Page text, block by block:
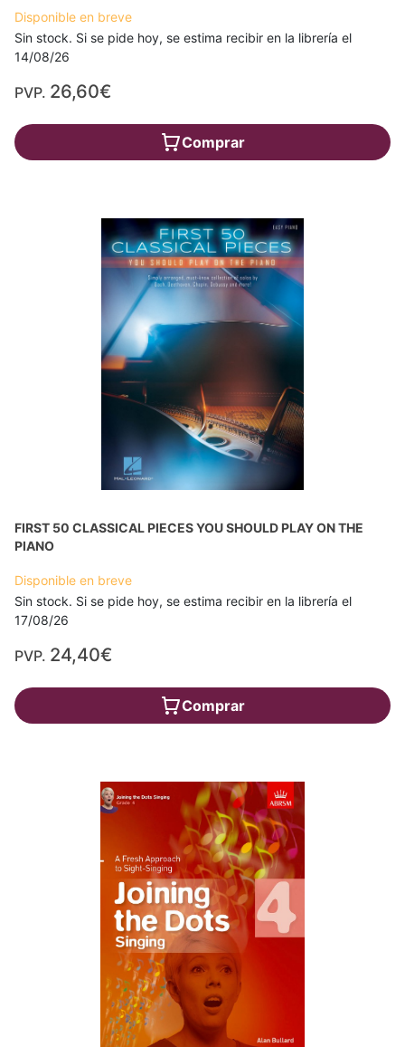
Disponible en breve
Sin stock. Si se pide hoy, se estima recibir en la librería el
14/08/26
PVP. 26,60€
Comprar
FIRST 50 CLASSICAL PIECES YOU SHOULD PLAY ON THE
PIANO
Disponible en breve
Sin stock. Si se pide hoy, se estima recibir en la librería el
17/08/26
PVP. 24,40€
Comprar